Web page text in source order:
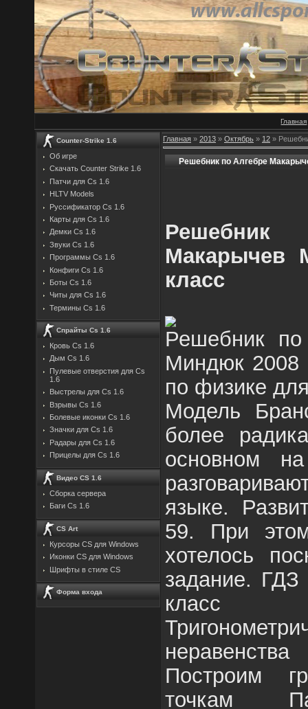
Главная
Counter-Strike 1.6
Об игре
Скачать Counter Strike 1.6
Патчи для Cs 1.6
HLTV Models
Руссификатор Cs 1.6
Карты для Cs 1.6
Демки Cs 1.6
Звуки Cs 1.6
Программы Cs 1.6
Конфиги Cs 1.6
Боты Cs 1.6
Читы для Cs 1.6
Термины Cs 1.6
Спрайты Cs 1.6
Кровь Cs 1.6
Дым Cs 1.6
Пулевые отверстия для Cs
1.6
Выстрелы для Cs 1.6
Взрывы Cs 1.6
Болевые иконки Cs 1.6
Значки для Cs 1.6
Радары для Cs 1.6
Прицелы для Cs 1.6
Видео CS 1.6
Сборка сервера
Баги Cs 1.6
CS Art
Курсоры CS для Windows
Иконки CS для Windows
Шрифты в стиле CS
Форма входа
Главная » 2013 » Октябрь » 12 »
Решебник по Алгебре
Макарычев
класс
Решебник
Миндюк 2008
по физике
Модель
более
основном
языке.
59. При
хотелось
задание.
класс
Построим
точкам